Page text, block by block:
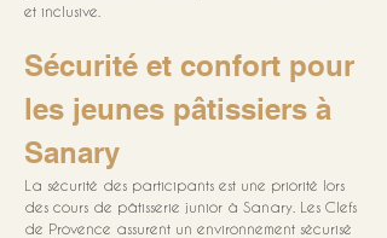
et inclusive.
Sécurité et confort pour
les jeunes pâtissiers à
Sanary
La sécurité des participants est une priorité lors
des cours de pâtisserie junior à Sanary. Les Clefs
de Provence assurent un environnement sécurisé